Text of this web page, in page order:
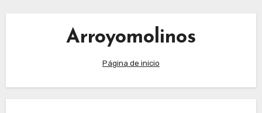
Arroyomolinos
Página de inicio